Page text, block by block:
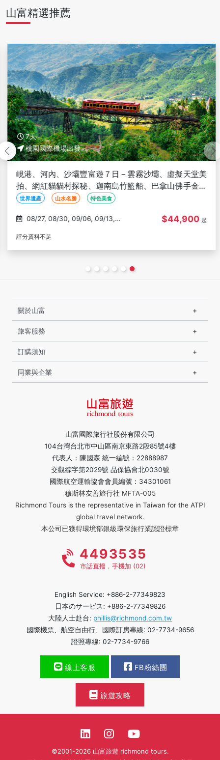
山富精選推薦
7天
桃園國際機場出發
峴港、河內、沙壩豐富遊７日－雲霧沙壩、虛擬天堂美
拍、網紅貓貓村探秘、迦南島竹籃船、巴拿山佛手金橋
＜華航雙點含中段＞
世界遺產 山水名勝 特色美食
$44,900 起
評分資料不足
山富國際旅行社股份有限公司
104台灣台北市中山區南京東路2段85號4樓
代表人：陳國森 統一編號：22888987
交觀綜字第2029號 品保協會北0030號
國際航空運輸協會會員編號：34301061
穆斯林友善旅行社 MFTA-005
Richmond Tours is the representative in Taiwan for the ATPI
global travel network.
本公司已獲得環境部銀級環保旅行業認證標章
關於山富
旅客服務
訂購須知
同業與企業
4493535
市話直撥，手機加 (02)
English Service: +886-2-77349823
日本のサービス: +886-2-77349826
大陸人士赴台: phillis@richmond.com.tw
國際機票、航空自由行、國際訂房專線: 02-7734-9656
證照專線: 02-7734-9766
線上客服 FB粉絲團
旅遊攻略
©2001-2026 山富旅遊 richmond tours.